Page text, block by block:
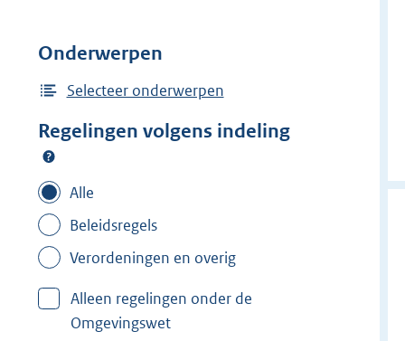
d
e
f
e
r
E
e
Onderwerpen
Selecteer onderwerpen
Regelingen volgens indeling
Alle
Beleidsregels
Verordeningen en overig
Alleen regelingen onder de
Omgevingswet